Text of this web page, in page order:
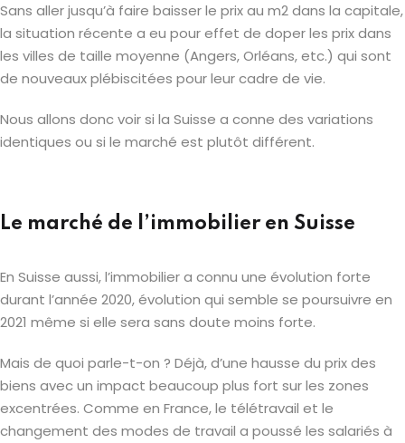
Sans aller jusqu’à faire baisser le prix au m2 dans la capitale,
la situation récente a eu pour effet de doper les prix dans
les villes de taille moyenne (Angers, Orléans, etc.) qui sont
de nouveaux plébiscitées pour leur cadre de vie.
Nous allons donc voir si la Suisse a conne des variations
identiques ou si le marché est plutôt différent.
Le marché de l’immobilier en Suisse
En Suisse aussi, l’immobilier a connu une évolution forte
durant l’année 2020, évolution qui semble se poursuivre en
2021 même si elle sera sans doute moins forte.
Mais de quoi parle-t-on ? Déjà, d’une hausse du prix des
biens avec un impact beaucoup plus fort sur les zones
excentrées. Comme en France, le télétravail et le
changement des modes de travail a poussé les salariés à